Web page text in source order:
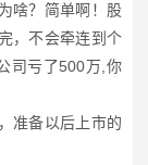
啥？简单啊！股
，不会牵连到个
司亏了500万,你
准备以后上市的